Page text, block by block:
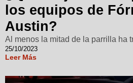
los equipos de
Austin?
Al menos la mitad de la parrilla ha
25/10/2023
Leer Más